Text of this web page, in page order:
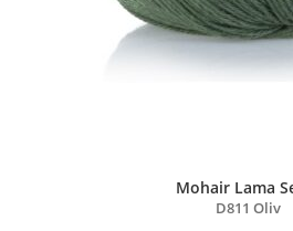
Mohair Lama
D811 Oliv